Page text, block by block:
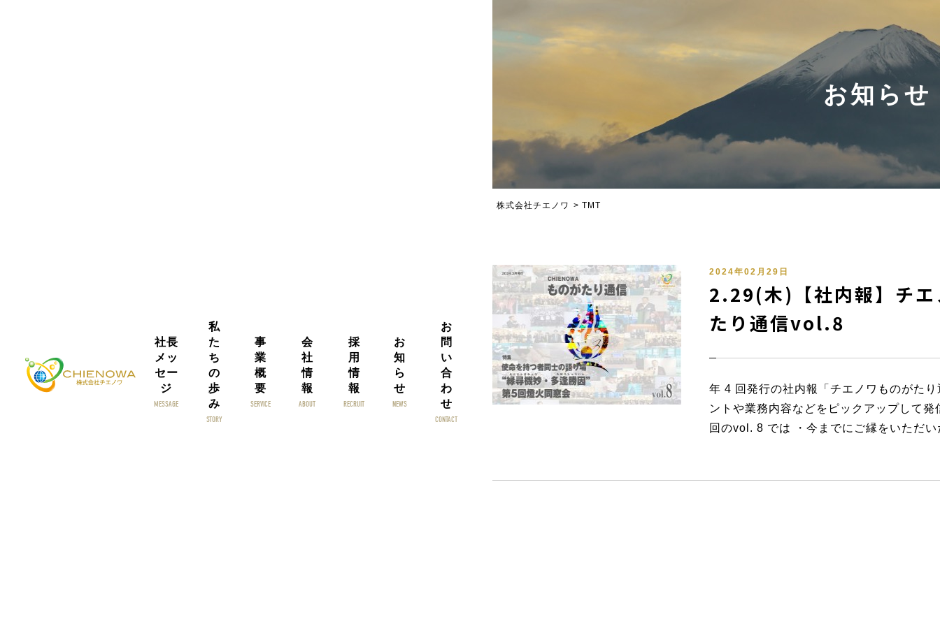
社長
メッ
セー
ジ
MESSAGE
私
た
ち
の
歩
み
STORY
事
業
概
要
SERVICE
会
社
情
報
ABOUT
採
用
情
報
RECRUIT
お
知
ら
せ
NEWS
お
問
い
合
わ
せ
CONTACT
お知らせ
株式会社チエノワ > TMT
2024年02月29日
2.29(木)【社内報】チエ
たり通信vol.8
年 4 回発行の社内報「チエノワものがた
ントや業務内容などをピックアップして
回のvol. 8 では ・今までにご縁をいただ